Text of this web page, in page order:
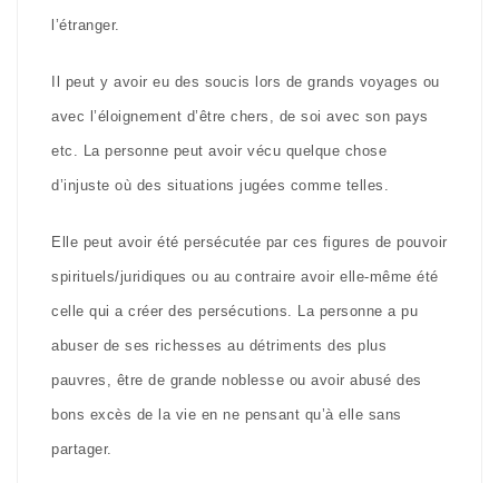
l’étranger.
Il peut y avoir eu des soucis lors de grands voyages ou
avec l’éloignement d’être chers, de soi avec son pays
etc. La personne peut avoir vécu quelque chose
d’injuste où des situations jugées comme telles.
Elle peut avoir été persécutée par ces figures de pouvoir
spirituels/juridiques ou au contraire avoir elle-même été
celle qui a créer des persécutions. La personne a pu
abuser de ses richesses au détriments des plus
pauvres, être de grande noblesse ou avoir abusé des
bons excès de la vie en ne pensant qu’à elle sans
partager.